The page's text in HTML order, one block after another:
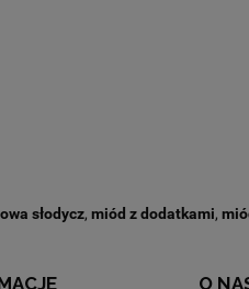
słodycz, miód z dodatkami,
O